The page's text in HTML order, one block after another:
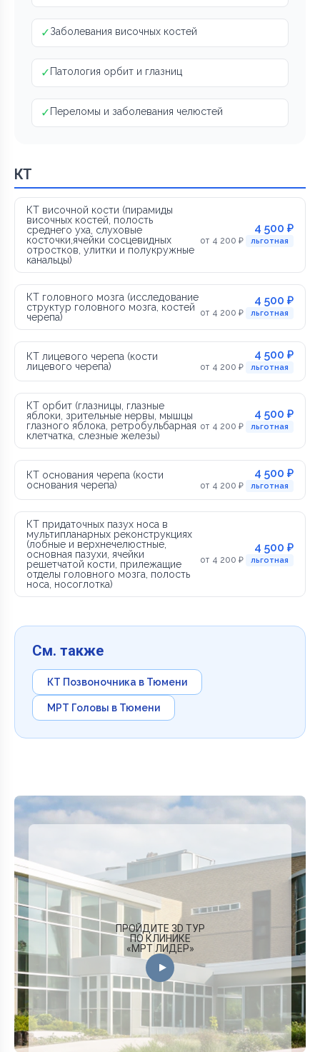
✓Заболевания височных костей
✓ Патология орбит и глазниц
✓ Переломы и заболевания челюстей
КТ
КТ височной кости (пирамиды
височных костей, полость
среднего уха, слуховые
косточки,ячейки сосцевидных
отростков, улитки и полукружные
канальцы)
4 500 ₽
от 4 200 ₽ льготная
КТ головного мозга (исследование
структур головного мозга, костей
черепа)
4 500 ₽
от 4 200 ₽ льготная
КТ лицевого черепа (кости
лицевого черепа)
4 500 ₽
от 4 200 ₽ льготная
КТ орбит (глазницы, глазные
яблоки, зрительные нервы, мышцы
глазного яблока, ретробульбарная
клетчатка, слезные железы)
4 500 ₽
от 4 200 ₽ льготная
КТ основания черепа (кости
основания черепа)
4 500 ₽
от 4 200 ₽ льготная
КТ придаточных пазух носа в
мультипланарных реконструкциях
(лобные и верхнечелюстные,
основная пазухи, ячейки
решетчатой кости, прилежащие
отделы головного мозга, полость
носа, носоглотка)
4 500 ₽
от 4 200 ₽ льготная
См. также
КТ Позвоночника в Тюмени
МРТ Головы в Тюмени
ПРОЙДИТЕ 3D ТУР
ПО КЛИНИКЕ
«МРТ ЛИДЕР»